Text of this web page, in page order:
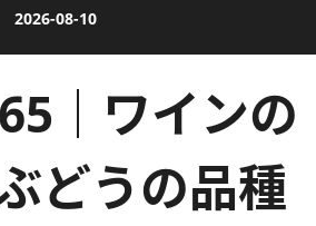
2026-08-10
｜ワインの
どうの品種